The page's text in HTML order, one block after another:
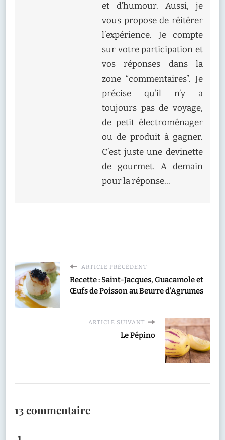
et d’humour. Aussi, je
vous propose de réitérer
l’expérience. Je compte
sur votre participation et
vos réponses dans la
zone “commentaires”. Je
précise qu’il n’y a
toujours pas de voyage,
de petit électroménager
ou de produit à gagner.
C’est juste une devinette
de gourmet. A demain
pour la réponse…
ARTICLE PRÉCÉDENT
Recette : Saint-Jacques, Guacamole et
Œufs de Poisson au Beurre d’Agrumes
ARTICLE SUIVANT
Le Pépino
13 commentaire